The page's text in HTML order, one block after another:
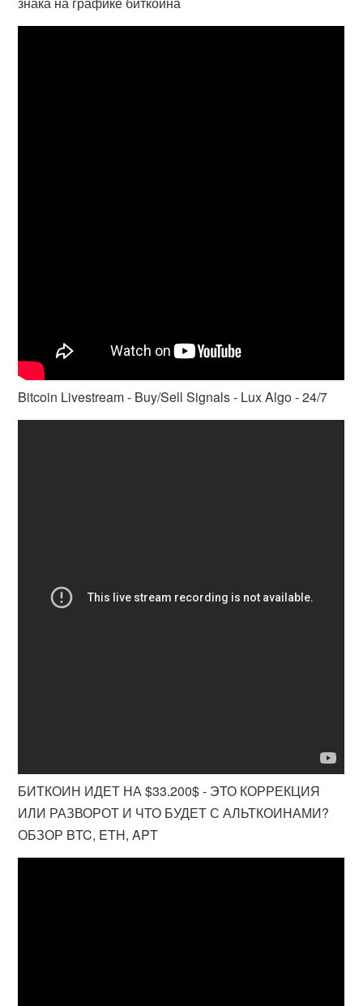
Bitcoin Livestream - Buy/Sell Signals - Lux Algo - 24/7
БИТКОИН ИДЕТ НА $33.200$ - ЭТО КОРРЕКЦИЯ
ИЛИ РАЗВОРОТ И ЧТО БУДЕТ С АЛЬТКОИНАМИ?
ОБЗОР BTC, ETH, APT